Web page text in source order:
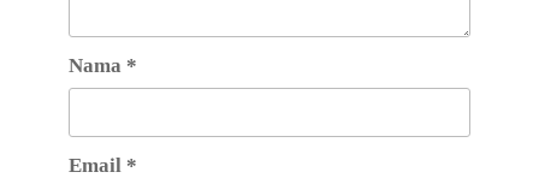
Nama *
Email *